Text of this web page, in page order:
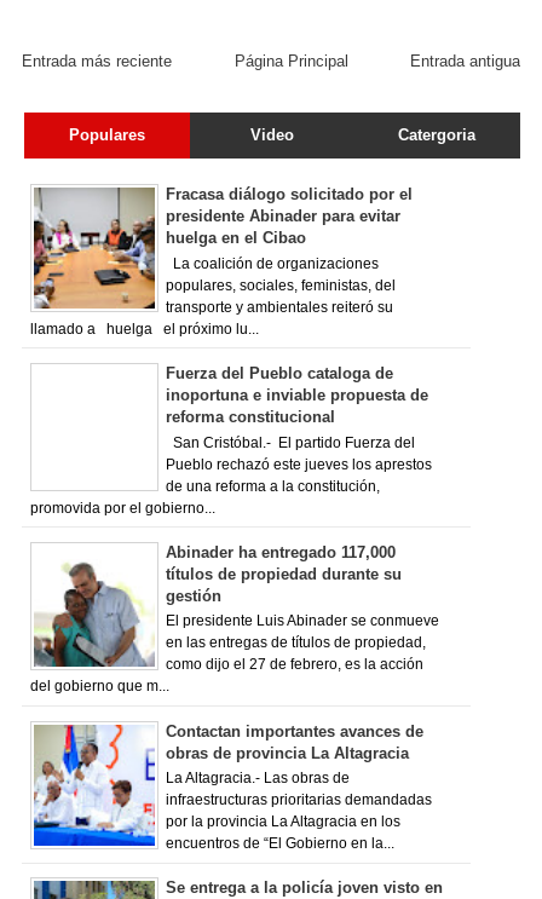
Entrada más reciente Entrada antigua
Página Principal
Populares Video Catergoria
Fracasa diálogo solicitado por el
presidente Abinader para evitar
huelga en el Cibao
La coalición de organizaciones
populares, sociales, feministas, del
transporte y ambientales reiteró su
llamado a huelga el próximo lu...
Fuerza del Pueblo cataloga de
inoportuna e inviable propuesta de
reforma constitucional
San Cristóbal.- El partido Fuerza del
Pueblo rechazó este jueves los aprestos
de una reforma a la constitución,
promovida por el gobierno...
Abinader ha entregado 117,000
títulos de propiedad durante su
gestión
El presidente Luis Abinader se conmueve
en las entregas de títulos de propiedad,
como dijo el 27 de febrero, es la acción
del gobierno que m...
Contactan importantes avances de
obras de provincia La Altagracia
La Altagracia.- Las obras de
infraestructuras prioritarias demandadas
por la provincia La Altagracia en los
encuentros de “El Gobierno en la...
Se entrega a la policía joven visto en